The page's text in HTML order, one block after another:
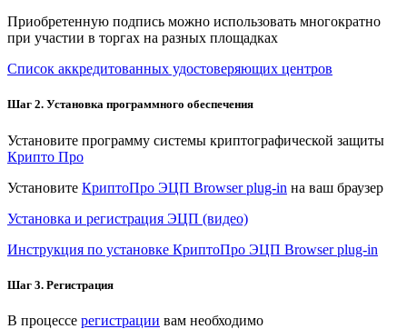
Приобретенную подпись можно использовать многократно
при участии в торгах на разных площадках
Список аккредитованных удостоверяющих центров
Шаг 2. Установка программного обеспечения
Установите программу системы криптографической защиты
Крипто Про
Установите КриптоПро ЭЦП Browser plug-in на ваш браузер
Установка и регистрация ЭЦП (видео)
Инструкция по установке КриптоПро ЭЦП Browser plug-in
Шаг 3. Регистрация
В процессе регистрации вам необходимо